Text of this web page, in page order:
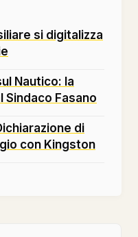
si digitalizza
Nautico: la
Sindaco Fasano
di
con Kingston